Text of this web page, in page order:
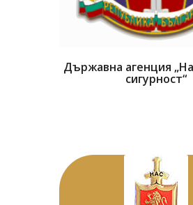
Държавна агенция
сигурност“